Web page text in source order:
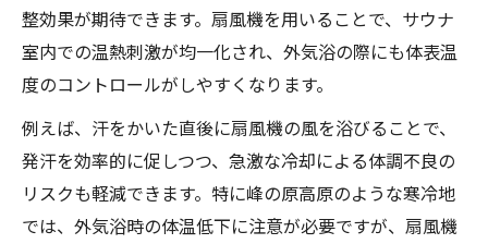
整効果が期待できます。扇風機を用いることで、サウナ
室内での温熱刺激が均一化され、外気浴の際にも体表温
度のコントロールがしやすくなります。
例えば、汗をかいた直後に扇風機の風を浴びることで、
発汗を効率的に促しつつ、急激な冷却による体調不良の
リスクも軽減できます。特に峰の原高原のような寒冷地
では、外気浴時の体温低下に注意が必要ですが、扇風機